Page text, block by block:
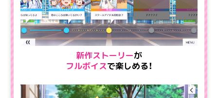
新作ストーリーが
フルボイスで楽しめる！